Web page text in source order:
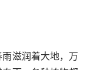
滋润着大地，万